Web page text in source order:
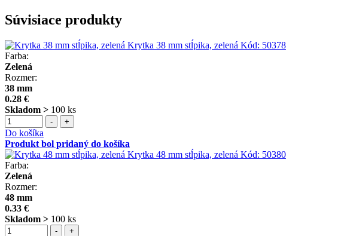
Súvisiace produkty
Krytka 38 mm stĺpika, zelená Kód: 50378
Farba:
Zelená
Rozmer:
38 mm
0.28 €
Skladom > 100 ks
- +
Do košíka
Produkt bol pridaný do košíka
Krytka 48 mm stĺpika, zelená Kód: 50380
Farba:
Zelená
Rozmer:
48 mm
0.33 €
Skladom > 100 ks
- +